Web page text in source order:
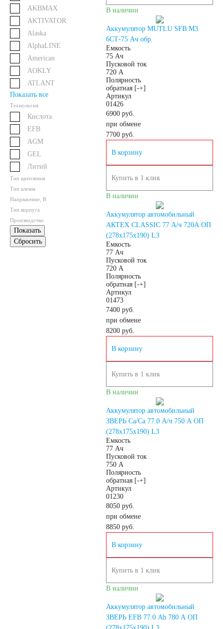
115
По стране изготовления:
Турция
США
AKBMAX
AKTIVATOR
Alaska
AlphaLINE
American
AOKLY
ATLANT
Показать все
Технология
Кислота
EFB
AGM
GEL
Литий
Тип крепления
Тип клемм
Напряжение, В
Тип корпуса
Производство
Показать
Сбросить
В наличии
Аккумулятор MUTLU SFB M3
6СТ-75 Ач обр.
Емкость
75 Ач
Пусковой ток
720 А
Полярность
обратная [-+]
Артикул
01426
6900 руб.
при обмене
7700 руб.
В корзину
Купить в 1 клик
В наличии
Аккумулятор автомобильный
АКТЕХ CLASSIC 77 А/ч 720А ОП
(278x175x190) L3
Емкость
77 Ач
Пусковой ток
720 А
Полярность
обратная [-+]
Артикул
01473
7400 руб.
при обмене
8200 руб.
В корзину
Купить в 1 клик
В наличии
Аккумулятор автомобильный
ЗВЕРЬ Са/Са 77.0 А/ч 750 A ОП
(278x175x190) L3
Емкость
77 Ач
Пусковой ток
750 А
Полярность
обратная [-+]
Артикул
01230
8050 руб.
при обмене
8850 руб.
В корзину
Купить в 1 клик
В наличии
Аккумулятор автомобильный
ЗВЕРЬ EFB 77.0 Ah 780 А ОП